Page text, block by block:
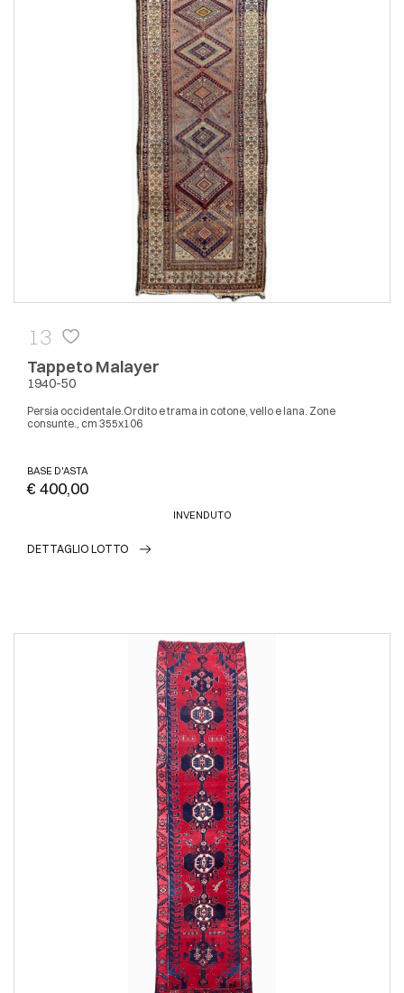
13
Tappeto Malayer
1940-50
Persia occidentale.Ordito e trama in cotone, vello e lana. Zone
consunte., cm 355x106
BASE D'ASTA
€ 400,00
INVENDUTO
DETTAGLIO LOTTO